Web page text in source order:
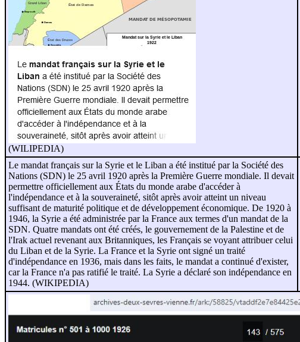
(WILIPEDIA)
Le mandat français sur la Syrie et le Liban a été institué par la Société des
Nations (SDN) le 25 avril 1920 après la Première Guerre mondiale. Il devait
permettre officiellement aux États du monde arabe d'accéder à
l'indépendance et à la souveraineté, sitôt après avoir atteint un niveau
suffisant de maturité politique et de développement économique. De 1920 à
1946, la Syrie a été administrée par la France aux termes d'un mandat de la
SDN. Quatre mandats ont été créés, le gouvernement de la Palestine et de
l'Irak actuel revenant aux Britanniques, les Français se voyant attribuer celui
du Liban et de la Syrie. La France et la Syrie ont signé un traité
d'indépendance en 1936, mais dans les faits, le mandat a continué d'exister,
car la France n'a pas ratifié le traité. La Syrie a déclaré son indépendance en
1944. (WIKIPEDIA)